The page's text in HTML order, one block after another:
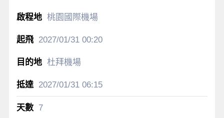
桃園國際機場
2027/01/3100:20
杜拜機場
2027/01/3106:15
7